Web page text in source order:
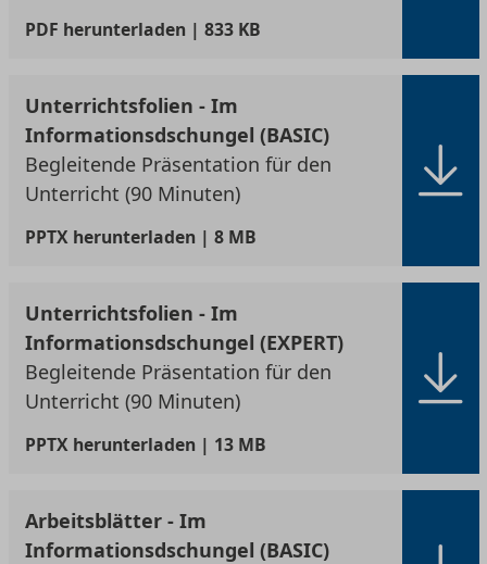
PDF herunterladen | 833 KB
Unterrichtsfolien - Im
Informationsdschungel (BASIC)
Begleitende Präsentation für den
Unterricht (90 Minuten)
PPTXherunterladen | 8 MB
Unterrichtsfolien - Im
Informationsdschungel (EXPERT)
Begleitende Präsentation für den
Unterricht (90 Minuten)
PPTXherunterladen | 13 MB
Arbeitsblätter - Im
Informationsdschungel (BASIC)